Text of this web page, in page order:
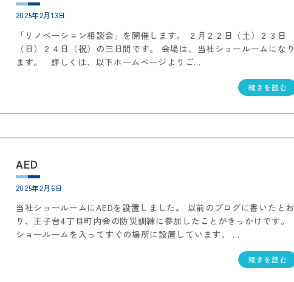
2025年2月13日
「リノベーション相談会」を開催します。 ２月２２日（土）２３日
（日）２４日（祝）の三日間です。 会場は、当社ショールームになり
ます。 詳しくは、以下ホームページよりご...
続きを読む
AED
2025年2月6日
当社ショールームにAEDを設置しました。 以前のブログに書いたとお
り、王子台4丁目町内会の防災訓練に参加したことがきっかけです。
ショールームを入ってすぐの場所に設置しています。 ...
続きを読む